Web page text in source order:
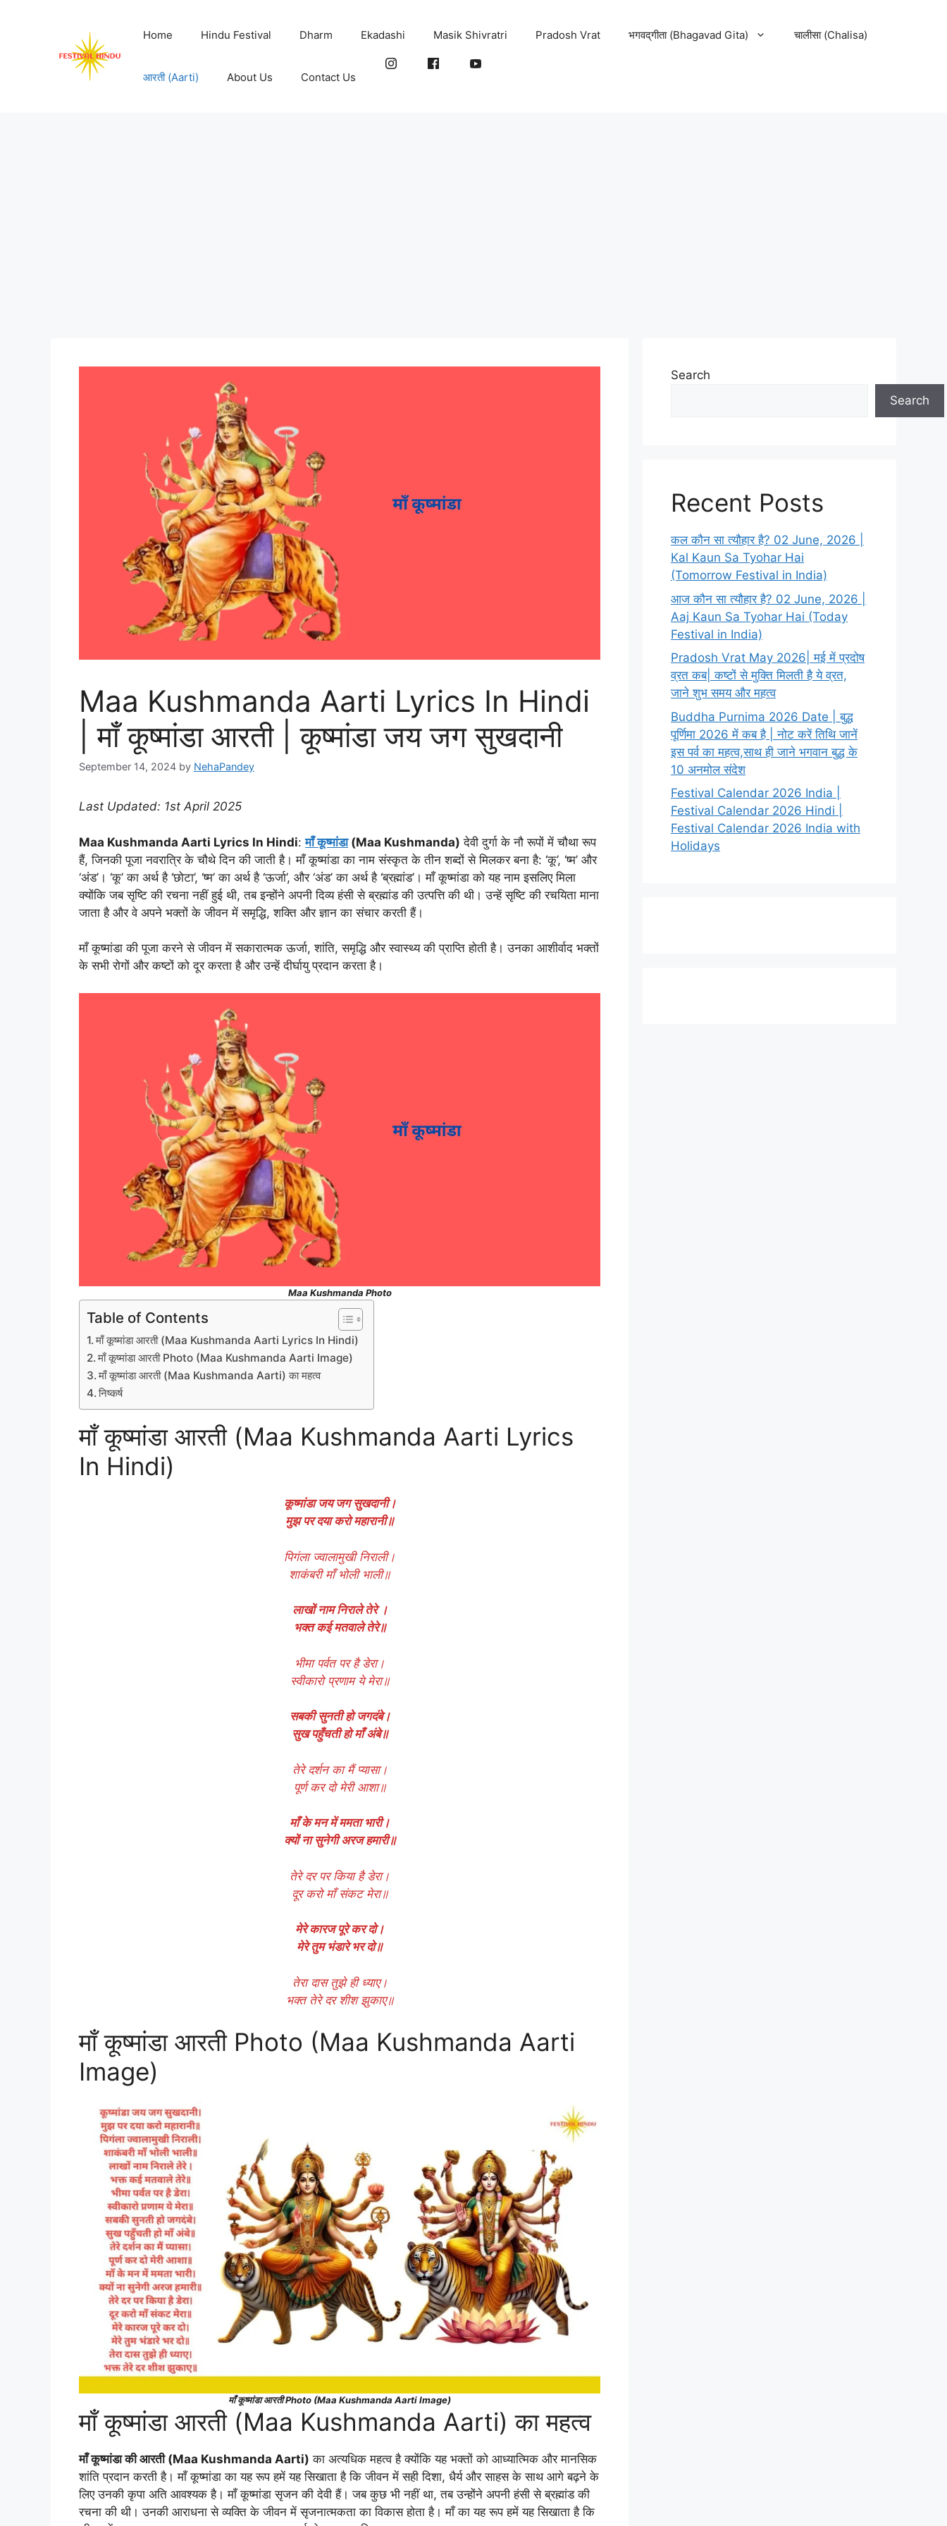
Home Hindu Festival Dharm Ekadashi Masik Shivratri Pradosh Vrat भगवद्‌गीता (Bhagavad Gita) चालीसा (Chalisa)
आरती (Aarti) About Us Contact Us
Maa Kushmanda Aarti Lyrics In Hindi
| माँ कूष्मांडा आरती | कूष्मांडा जय जग सुखदानी
September 14, 2024 by NehaPandey
Last Updated: 1st April 2025
Maa Kushmanda Aarti Lyrics In Hindi:माँ कूष्मांडा(Maa Kushmanda) देवी दुर्गा के नौ रूपों में चौथा रूप
हैं, जिनकी पूजा नवरात्रि के चौथे दिन की जाती है। माँ कूष्मांडा का नाम संस्कृत के तीन शब्दों से मिलकर बना है: ‘कू’, ‘ष्म’ और
‘अंड’। ‘कू’ का अर्थ है ‘छोटा’, ‘ष्म’ का अर्थ है ‘ऊर्जा’, और ‘अंड’ का अर्थ है ‘ब्रह्मांड’। माँ कूष्मांडा को यह नाम इसलिए मिला
क्योंकि जब सृष्टि की रचना नहीं हुई थी, तब इन्होंने अपनी दिव्य हंसी से ब्रह्मांड की उत्पत्ति की थी। उन्हें सृष्टि की रचयिता माना
जाता है और वे अपने भक्तों के जीवन में समृद्धि, शक्ति और ज्ञान का संचार करती हैं।
माँ कूष्मांडा की पूजा करने से जीवन में सकारात्मक ऊर्जा, शांति, समृद्धि और स्वास्थ्य की प्राप्ति होती है। उनका आशीर्वाद भक्तों
के सभी रोगों और कष्टों को दूर करता है और उन्हें दीर्घायु प्रदान करता है।
Maa Kushmanda Photo
Table of Contents
माँ कूष्मांडा आरती (Maa Kushmanda Aarti Lyrics In Hindi)
माँ कूष्मांडा आरती Photo (Maa Kushmanda Aarti Image)
माँ कूष्मांडा आरती (Maa Kushmanda Aarti) का महत्व
निष्कर्ष
माँ कूष्मांडा आरती (Maa Kushmanda Aarti Lyrics
In Hindi)
कूष्मांडा जय जग सुखदानी।
मुझ पर दया करो महारानी॥
पिगंला ज्वालामुखी निराली।
शाकंबरी माँ भोली भाली॥
लाखों नाम निराले तेरे ।
भक्त कई मतवाले तेरे॥
भीमा पर्वत पर है डेरा।
स्वीकारो प्रणाम ये मेरा॥
सबकी सुनती हो जगदंबे।
सुख पहुँचती हो माँ अंबे॥
तेरे दर्शन का मैं प्यासा।
पूर्ण कर दो मेरी आशा॥
माँ के मन में ममता भारी।
क्यों ना सुनेगी अरज हमारी॥
तेरे दर पर किया है डेरा।
दूर करो माँ संकट मेरा॥
मेरे कारज पूरे कर दो।
मेरे तुम भंडारे भर दो॥
तेरा दास तुझे ही ध्याए।
भक्त तेरे दर शीश झुकाए॥
माँ कूष्मांडा आरती Photo (Maa Kushmanda Aarti
Image)
माँ कूष्मांडा आरती Photo (Maa Kushmanda Aarti Image)
माँ कूष्मांडा आरती (Maa Kushmanda Aarti) का महत्व
माँ कूष्मांडा की आरती (Maa Kushmanda Aarti) का अत्यधिक महत्व है क्योंकि यह भक्तों को आध्यात्मिक और मानसिक
शांति प्रदान करती है। माँ कूष्मांडा का यह रूप हमें यह सिखाता है कि जीवन में सही दिशा, धैर्य और साहस के साथ आगे बढ़ने के
लिए उनकी कृपा अति आवश्यक है। माँ कूष्मांडा सृजन की देवी हैं। जब कुछ भी नहीं था, तब उन्होंने अपनी हंसी से ब्रह्मांड की
रचना की थी। उनकी आराधना से व्यक्ति के जीवन में सृजनात्मकता का विकास होता है। माँ का यह रूप हमें यह सिखाता है कि
Search
Search
Recent Posts
कल कौन सा त्यौहार है? 02 June, 2026 |
Kal Kaun Sa Tyohar Hai
(Tomorrow Festival in India)
आज कौन सा त्यौहार है? 02 June, 2026 |
Aaj Kaun Sa Tyohar Hai (Today
Festival in India)
Pradosh Vrat May 2026| मई में प्रदोष
व्रत कब| कष्टों से मुक्ति मिलती है ये व्रत,
जाने शुभ समय और महत्व
Buddha Purnima 2026 Date | बुद्ध
पूर्णिमा 2026 में कब है | नोट करें तिथि जानें
इस पर्व का महत्व,साथ ही जाने भगवान बुद्ध के
10 अनमोल संदेश
Festival Calendar 2026 India |
Festival Calendar 2026 Hindi |
Festival Calendar 2026 India with
Holidays